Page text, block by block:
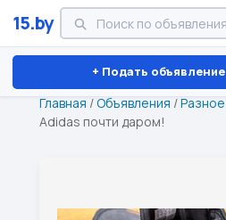
15.by
+ Подать объявление
Минск Витебск Брест
Главная /Объявления /Разное
Adidas почти даром!